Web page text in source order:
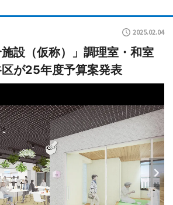
2025.02.04
施設（仮称）」調理室・和室
が25年度予算案発表